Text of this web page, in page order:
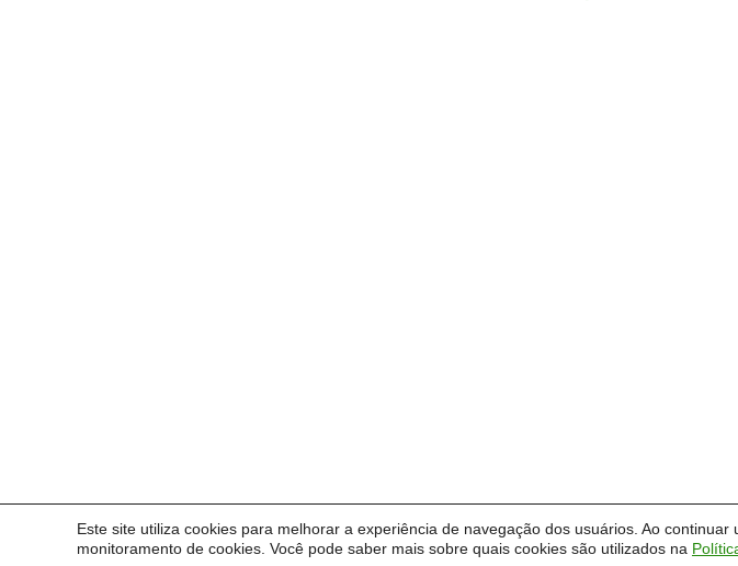
Este site utiliza cookies para melhorar a experiência de navegação dos usuários. Ao
monitoramento de cookies. Você pode saber mais sobre quais cookies são utilizados na
© 2026 Diretoria de Assuntos Interinstitucionais e Internacionais |Universidade Federal